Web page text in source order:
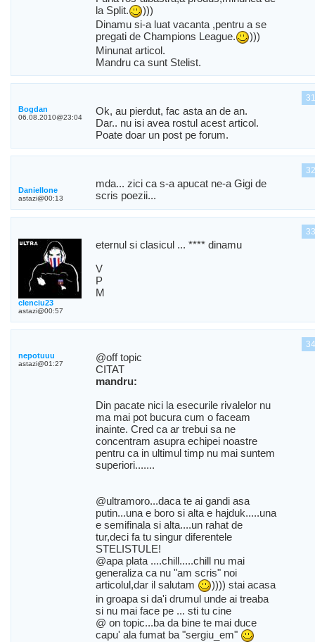
la Split.
)))
Dinamu si-a luat vacanta ,pentru a se
pregati de Champions League.
)))
Minunat articol.
Mandru ca sunt Stelist.
31
Bogdan
06.08.2010@23:04
Ok, au pierdut, fac asta an de an.
Dar.. nu isi avea rostul acest articol.
Poate doar un post pe forum.
32
Daniellone
astazi@00:13
mda... zici ca s-a apucat ne-a Gigi de
scris poezii...
33
clenciu23
astazi@00:57
eternul si clasicul ... **** dinamu
V
P
M
34
nepotuuu
astazi@01:27
@off topic
CITAT
mandru:
Din pacate nici la esecurile rivalelor nu
ma mai pot bucura cum o faceam
inainte. Cred ca ar trebui sa ne
concentram asupra echipei noastre
pentru ca in ultimul timp nu mai suntem
superiori.......
@ultramoro...daca te ai gandi asa
putin...una e boro si alta e hajduk.....una
e semifinala si alta....un rahat de
tur,deci fa tu singur diferentele
STELISTULE!
@apa plata ....chill.....chill nu mai
generaliza ca nu "am scris" noi
articolul,dar il salutam
)))) stai acasa
in groapa si da'i drumul unde ai treaba
si nu mai face pe ... sti tu cine
@ on topic...ba da bine te mai duce
capu' ala fumat ba "sergiu_em"